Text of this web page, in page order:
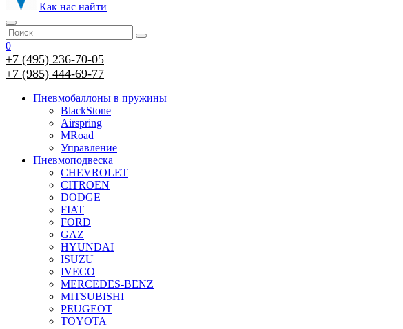
Как нас найти
0
+7 (495) 236-70-05
+7 (985) 444-69-77
Пневмобаллоны в пружины
BlackStone
Airspring
MRoad
Управление
Пневмоподвеска
CHEVROLET
CITROEN
DODGE
FIAT
FORD
GAZ
HYUNDAI
ISUZU
IVECO
MERCEDES-BENZ
MITSUBISHI
PEUGEOT
TOYOTA